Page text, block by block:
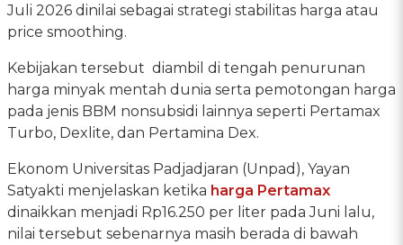
Juli 2026 dinilai sebagai strategi stabilitas harga atau
price smoothing.
Kebijakan tersebut diambil di tengah penurunan
harga minyak mentah dunia serta pemotongan harga
pada jenis BBM nonsubsidi lainnya seperti Pertamax
Turbo, Dexlite, dan Pertamina Dex.
Ekonom Universitas Padjadjaran (Unpad), Yayan
Satyakti menjelaskan ketika harga Pertamax
dinaikkan menjadi Rp16.250 per liter pada Juni lalu,
nilai tersebut sebenarnya masih berada di bawah